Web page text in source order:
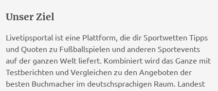
Unser Ziel
Livetipsportal ist eine Plattform, die dir Sportwetten Tipps
und Quoten zu Fußballspielen und anderen Sportevents
auf der ganzen Welt liefert. Kombiniert wird das Ganze mit
Testberichten und Vergleichen zu den Angeboten der
besten Buchmacher im deutschsprachigen Raum. Landest